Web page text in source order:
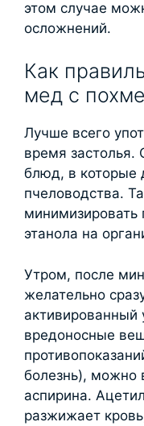
этом случае
осложнений.
Как
мед с
Лучше всего
время
блюд, в которые
пчеловодства.
минимизировать
этанола на
Утром, после
желательно
активированный
вредоносные
болезнь), можно
аспирина.
разжижает